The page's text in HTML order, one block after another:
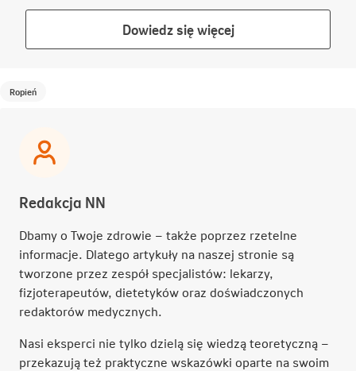
Dowiedz się więcejLink
otwiera
Ropień
Redakcja NN
Dbamy o Twoje zdrowie – także poprzez rzetelne
informacje. Dlatego artykuły na naszej stronie są
tworzone przez zespół specjalistów: lekarzy,
fizjoterapeutów, dietetyków oraz doświadczonych
redaktorów medycznych.
Nasi eksperci nie tylko dzielą się wiedzą teoretyczną –
przekazują też praktyczne wskazówki oparte na swoim